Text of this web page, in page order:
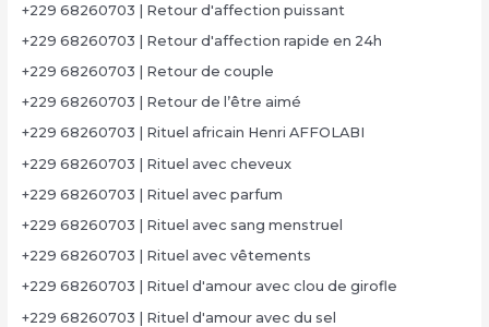
+229 68260703 | Retour d'affection puissant
+229 68260703 | Retour d'affection rapide en 24h
+229 68260703 | Retour de couple
+229 68260703 | Retour de l’être aimé
+229 68260703 | Rituel africain Henri AFFOLABI
+229 68260703 | Rituel avec cheveux
+229 68260703 | Rituel avec parfum
+229 68260703 | Rituel avec sang menstruel
+229 68260703 | Rituel avec vêtements
+229 68260703 | Rituel d'amour avec clou de girofle
+229 68260703 | Rituel d'amour avec du sel